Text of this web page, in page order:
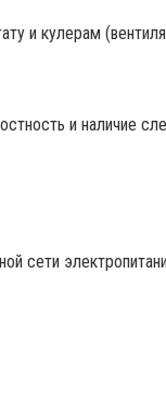
и кулерам
и наличие
сети